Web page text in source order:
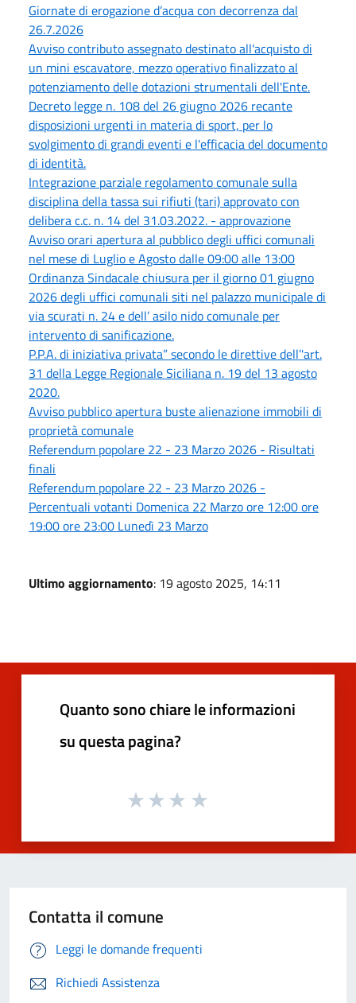
Giornate di erogazione d’acqua con decorrenza dal
26.7.2026
Avviso contributo assegnato destinato all'acquisto di
un mini escavatore, mezzo operativo finalizzato al
potenziamento delle dotazioni strumentali dell'Ente.
Decreto legge n. 108 del 26 giugno 2026 recante
disposizioni urgenti in materia di sport, per lo
svolgimento di grandi eventi e l'efficacia del documento
di identità.
Integrazione parziale regolamento comunale sulla
disciplina della tassa sui rifiuti (tari) approvato con
delibera c.c. n. 14 del 31.03.2022. - approvazione
Avviso orari apertura al pubblico degli uffici comunali
nel mese di Luglio e Agosto dalle 09:00 alle 13:00
Ordinanza Sindacale chiusura per il giorno 01 giugno
2026 degli uffici comunali siti nel palazzo municipale di
via scurati n. 24 e dell’ asilo nido comunale per
intervento di sanificazione.
P.P.A. di iniziativa privata” secondo le direttive dell’'art.
31 della Legge Regionale Siciliana n. 19 del 13 agosto
2020.
Avviso pubblico apertura buste alienazione immobili di
proprietà comunale
Referendum popolare 22 - 23 Marzo 2026 - Risultati
finali
Referendum popolare 22 - 23 Marzo 2026 -
Percentuali votanti Domenica 22 Marzo ore 12:00 ore
19:00 ore 23:00 Lunedì 23 Marzo
Ultimo aggiornamento: 19 agosto 2025, 14:11
Quanto sono chiare le informazioni
su questa pagina?
Contatta il comune
Leggi le domande frequenti
Richiedi Assistenza